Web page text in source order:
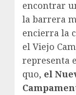
encontrar
la barrera
encierra la
el Viejo
representa
quo, el